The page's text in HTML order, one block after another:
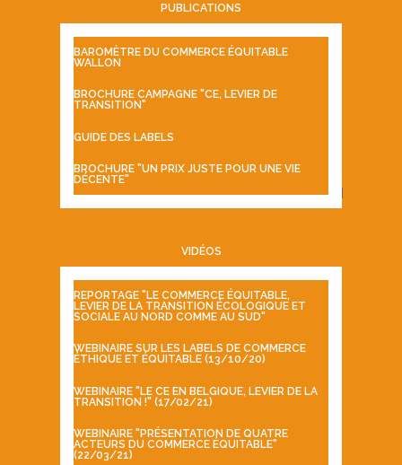
PUBLICATIONS
BAROMÈTRE DU COMMERCE ÉQUITABLE
WALLON
BROCHURE CAMPAGNE "CE, LEVIER DE
TRANSITION"
GUIDE DES LABELS
BROCHURE "UN PRIX JUSTE POUR UNE VIE
DÉCENTE"
VIDÉOS
REPORTAGE "LE COMMERCE ÉQUITABLE,
LEVIER DE LA TRANSITION ÉCOLOGIQUE ET
SOCIALE AU NORD COMME AU SUD"
WEBINAIRE SUR LES LABELS DE COMMERCE
ÉTHIQUE ET ÉQUITABLE (13/10/20)
WEBINAIRE "LE CE EN BELGIQUE, LEVIER DE LA
TRANSITION !" (17/02/21)
WEBINAIRE "PRÉSENTATION DE QUATRE
ACTEURS DU COMMERCE ÉQUITABLE"
(22/03/21)